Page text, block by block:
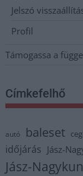
Jelszó
Profil
Támogassa a
Címkefelhő
autó baleset
időjárás Jász-
Jász-